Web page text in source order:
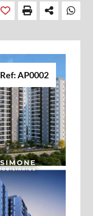
Ref: AP0002